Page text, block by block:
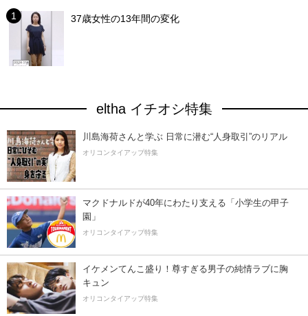
37歳女性の13年間の変化
eltha イチオシ特集
川島海荷さんと学ぶ 日常に潜む“人身取引”のリアル
オリコンタイアップ特集
マクドナルドが40年にわたり支える「小学生の甲子
園」
オリコンタイアップ特集
イケメンてんこ盛り！尊すぎる男子の純情ラブに胸
キュン
オリコンタイアップ特集